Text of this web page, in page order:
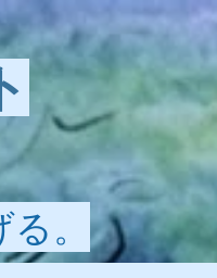
。